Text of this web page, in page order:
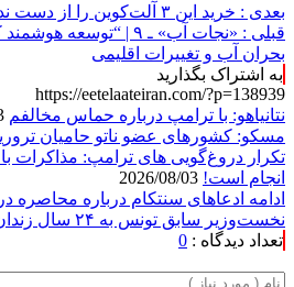
بعدی : خرید این ۳ آلت‌کوین را از دست ندهید
قبلی :
«نجات آب» ـ ۹ |
بحران آب و تغییرات اقلیمی
به اشتراک بگذارید
https://eetelaateiran.com/?p=138939
نتانیاهو: با ترامپ درباره حماس مخالفم
مسکو: کشورهای عضو ناتو حامیان
تکرار دروغ‌گویی های ترامپ: مذاکرات
انجام است!
ادامه ادعاهای سنتکام درباره محاصره
نخست‌وزیر سابق تونس به ۲۴ سال زندان محکوم شد
تعداد دیدگاه : 0